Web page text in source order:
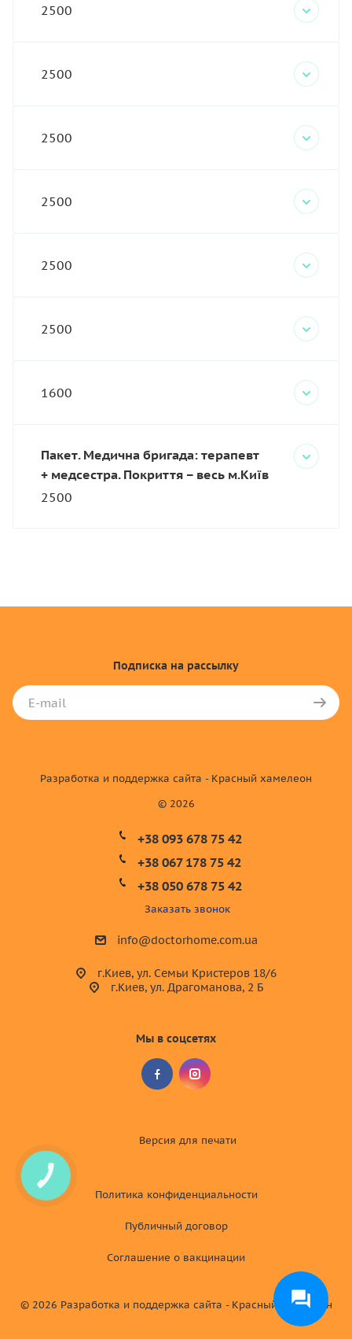
2500
2500
2500
2500
2500
2500
1600
Пакет. Медична бригада: терапевт
+ медсестра. Покриття – весь м.Київ
2500
Подписка на рассылку
© 2026
Разработка и поддержка сайта - Красный хамелеон
+38 093 678 75 42
+38 067 178 75 42
+38 050 678 75 42
Заказать звонок
info@doctorhome.com.ua
г.Киев, ул. Семьи Кристеров 18/6
г.Киев, ул. Драгоманова, 2 Б
Мы в соцсетях
Версия для печати
Политика конфиденциальности
Публичный договор
Соглашение о вакцинации
© 2026 Разработка и поддержка сайта - Красный хамелеон
КНОПКА
СВЯЗИ